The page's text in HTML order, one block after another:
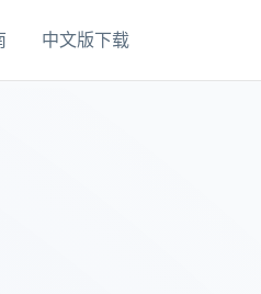
中文版下载